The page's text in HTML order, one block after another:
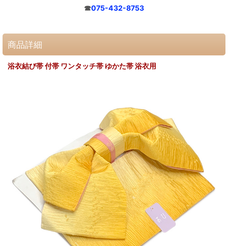
☎075-432-8753
商品詳細
浴衣結び帯 付帯 ワンタッチ帯 ゆかた帯 浴衣用